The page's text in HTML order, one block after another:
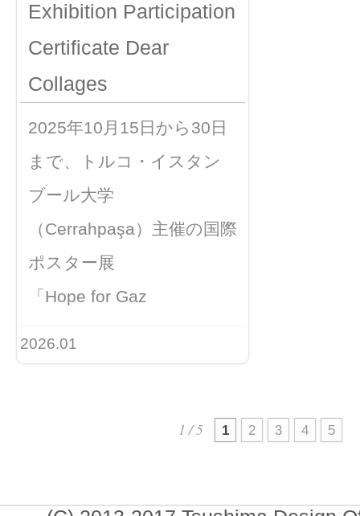
Exhibition Participation
Certificate Dear
Collages
2025年10月15日から30日
まで、トルコ・イスタン
ブール大学
（Cerrahpaşa）主催の国際
ポスター展
「Hope for Gaz
2026.01
1 / 5 1 2 3 4 5